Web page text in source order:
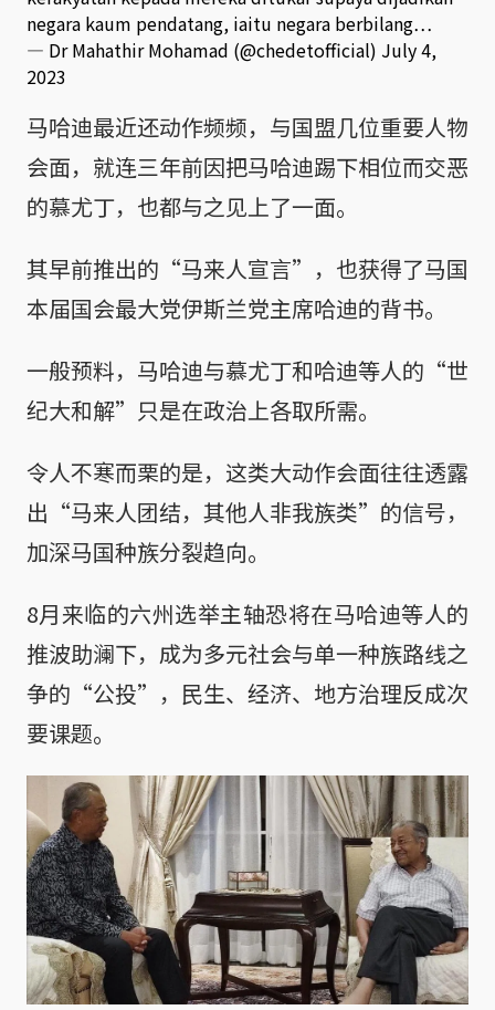
negara kaum pendatang, iaitu negara berbilang…
— Dr Mahathir Mohamad (@chedetofficial) July 4,
2023
马哈迪最近还动作频频，与国盟几位重要人物
会面，就连三年前因把马哈迪踢下相位而交恶
的慕尤丁，也都与之见上了一面。
其早前推出的“马来人宣言”，也获得了马国
本届国会最大党伊斯兰党主席哈迪的背书。
一般预料，马哈迪与慕尤丁和哈迪等人的“世
纪大和解”只是在政治上各取所需。
令人不寒而栗的是，这类大动作会面往往透露
出“马来人团结，其他人非我族类”的信号，
加深马国种族分裂趋向。
8月来临的六州选举主轴恐将在马哈迪等人的
推波助澜下，成为多元社会与单一种族路线之
争的“公投”，民生、经济、地方治理反成次
要课题。